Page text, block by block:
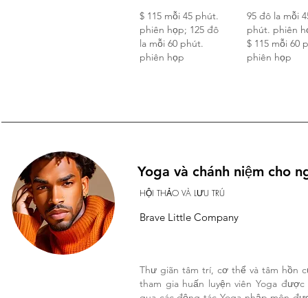
$ 115 mỗi 45 phút.
phiên họp; 125 đô
la mỗi 60 phút.
phiên họp
95 đô la mỗi
phút. phiên
$ 115 mỗi 60
phiên họp
Yoga và chánh niệm cho
HỘI THẢO VÀ LƯU TRÚ
Brave Little Company
Thư giãn tâm trí, cơ thể và tâm hồn
tham gia huấn luyện viên Yoga